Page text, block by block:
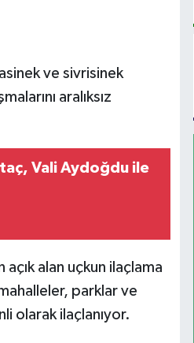
ve sivrisinek
aralıksız
Vali Aydoğdu ile
alan uçkun ilaçlama
parklar ve
olarak ilaçlanıyor.